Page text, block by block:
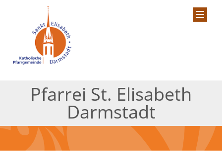
Pfarrei St. Elisabeth
Darmstadt